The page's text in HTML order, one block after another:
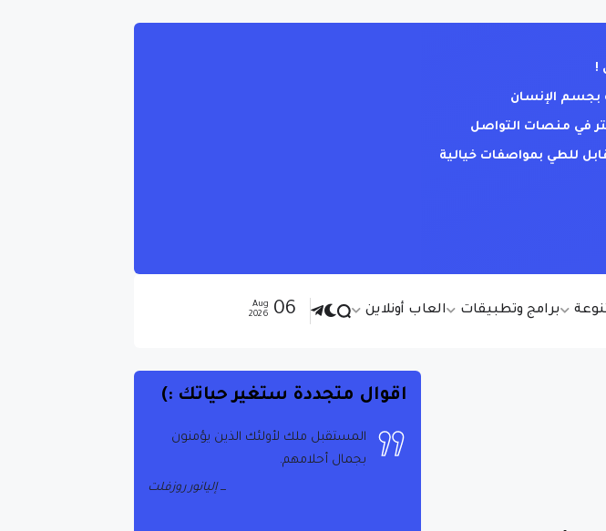
برامج وتطبيقات العاب أونلاين 06
Aug
2026
بجسم الإنسان
في منصات التواصل
للطي بمواصفات خيالية
اقوال متجددة ستغير حياتك :)
المستقبل ملك لأولئك الذين يؤمنون
بجمال أحلامهم.
إليانور روزفلت